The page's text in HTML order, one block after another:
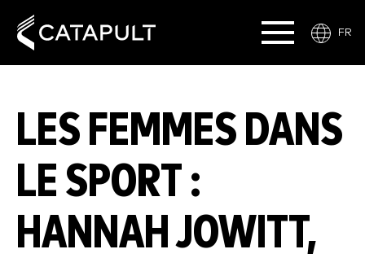
FR
LES FEMMES DANS
LE SPORT :
HANNAH JOWITT,